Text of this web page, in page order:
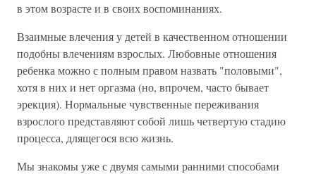
в этом возрасте и в своих воспоминаниях.
Взаимные влечения у детей в качественном отношении
подобны влечениям взрослых. Любовные отношения
ребенка можно с полным правом назвать "половыми",
хотя в них и нет оргазма (но, впрочем, часто бывает
эрекция). Нормальные чувственные переживания
взрослого представляют собой лишь четвертую стадию
процесса, длящегося всю жизнь.
Мы знакомы уже с двумя самыми ранними способами